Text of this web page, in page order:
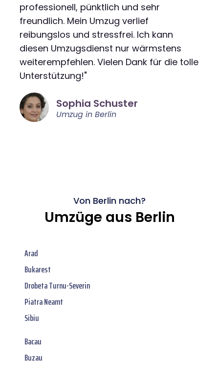
professionell, pünktlich und sehr
freundlich. Mein Umzug verlief
reibungslos und stressfrei. Ich kann
diesen Umzugsdienst nur wärmstens
weiterempfehlen. Vielen Dank für die tolle
Unterstützung!"
Sophia Schuster
Umzug in Berlin
Von Berlin nach?
Umzüge aus Berlin
Arad
Bukarest
Drobeta Turnu-Severin
Piatra Neamt
Sibiu
Bacau
Buzau